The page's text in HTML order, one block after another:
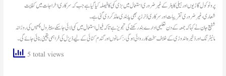
پروٹوکول گاڑیوں اور ہیلی کاپٹرکے غیرضروری استعمال میں بڑی کمی کا فیصلہ کیا گیا ہے جب کہ سرکاری اخراجات میں کفایت
شعاری، غیر ضروری تقریبات اور سرکاری ڈنرزپربھی پابندی عائد کردی گئی ہے۔
شفیع جان نے کہا کہ جمعہ کے دن تعلیمی ادارے بند رکھنےکی تجویز ہے تاکہ فیول استعمال میں کمی لائی جاسکے، پیٹرول پمپس کی روزانہ
مانیٹرنگ اورذخیرہ اندوزی کے خلاف سخت کارروائی ہوگی،:کسانوں اور گندم کٹائی کےلیےڈیزل کی فراہمی یقینی بنائی جائے گی۔
5 total views